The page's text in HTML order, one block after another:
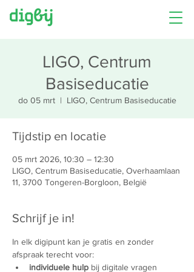
LIGO, Centrum
Basiseducatie
do 05 mrt
  |
LIGO, Centrum Basiseducatie
Tijdstip en locatie
05 mrt 2026, 10:30 – 12:30
LIGO, Centrum Basiseducatie, Overhaamlaan
11, 3700 Tongeren-Borgloon, België
Schrijf je in!
In elk digipunt kan je gratis en zonder
afspraak terecht voor:
individuele hulp bij digitale vragen